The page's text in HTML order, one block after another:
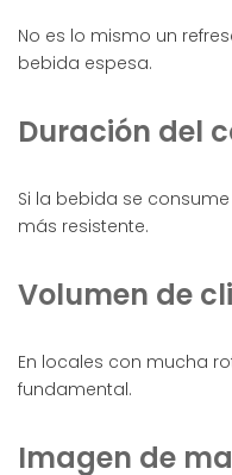
No es lo mismo un
bebida espesa.
Duración del
Si la bebida se
más resistente.
Volumen de
En locales con mucha
fundamental.
Imagen de